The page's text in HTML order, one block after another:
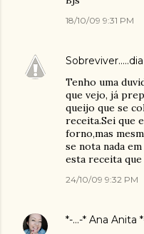
18/10/09 9:31 PM
Tenho uma
que vejo, já
queijo que se
receita.Sei que
forno,mas
se nota nada
esta receita
24/10/09 9:32 PM
*-...-* Ana Anita